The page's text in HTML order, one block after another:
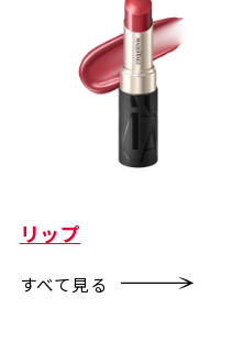
リップ
すべて見る